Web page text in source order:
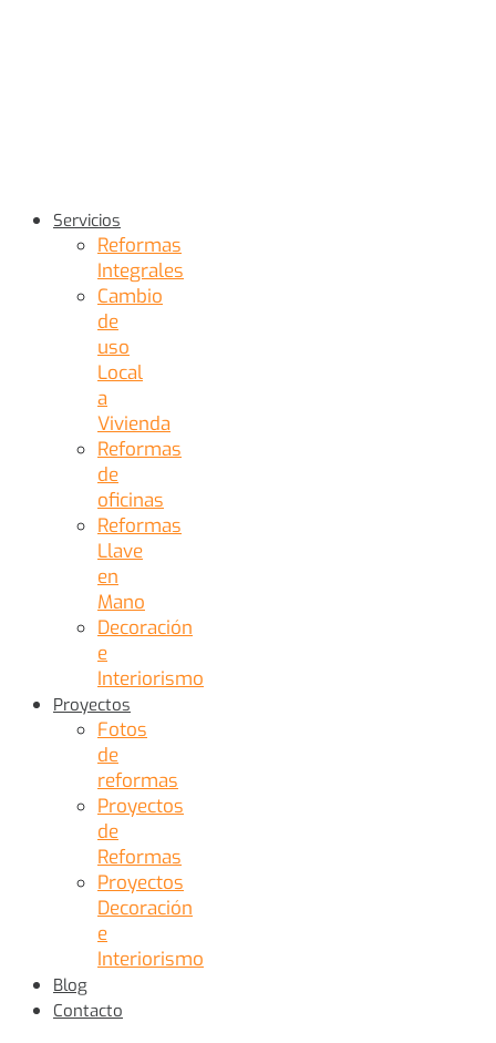
Servicios
Reformas
Integrales
Cambio
de
uso
Local
a
Vivienda
Reformas
de
oficinas
Reformas
Llave
en
Mano
Decoración
e
Interiorismo
Proyectos
Fotos
de
reformas
Proyectos
de
Reformas
Proyectos
Decoración
e
Interiorismo
Blog
Contacto